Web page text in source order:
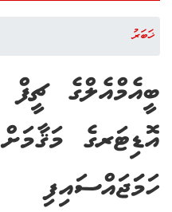
ޚަބަރު
ބީއެމްއެލްގެ
އޮޑިޓަރގެ
ހަމަަޖައްސައިފި